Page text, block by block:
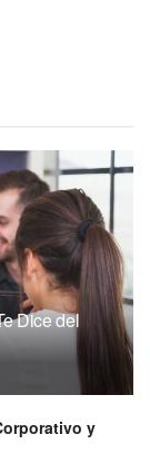
Dice del
y